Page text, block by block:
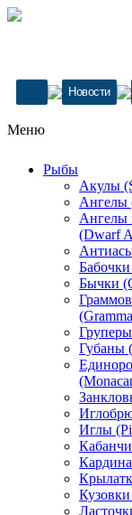
Новости
Меню
Рыбы
Акулы
Ангелы
Ангелы
(Dwarf
Бычки
Губаны
Иглы